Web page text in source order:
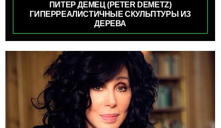
ПИТЕР ДЕМЕЦ (PETER DEMETZ)
ГИПЕРРЕАЛИСТИЧНЫЕ СКУЛЬПТУРЫ ИЗ
ДЕРЕВА